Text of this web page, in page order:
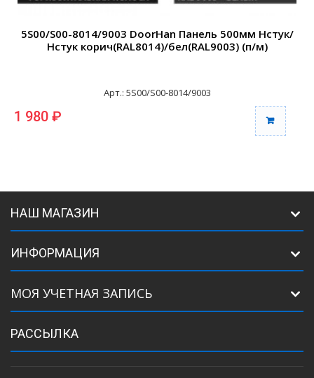
5S00/S00-8014/9003 DoorHan Панель 500мм Нстук/
Нстук корич(RAL8014)/бел(RAL9003) (п/м)
Арт.: 5S00/S00-8014/9003
1 980 ₽
НАШ МАГАЗИН
ИНФОРМАЦИЯ
МОЯ УЧЕТНАЯ ЗАПИСЬ
РАССЫЛКА